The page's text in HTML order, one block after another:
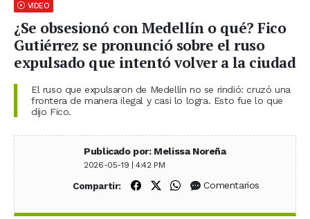
VIDEO
¿Se obsesionó con Medellín o qué? Fico
Gutiérrez se pronunció sobre el ruso
expulsado que intentó volver a la ciudad
El ruso que expulsaron de Medellín no se rindió: cruzó una
frontera de manera ilegal y casi lo logra. Esto fue lo que
dijo Fico.
Publicado por: Melissa Noreña
2026-05-19 | 4:42 PM
Compartir: Compartir en Facebook
Compartir en X (Twitter)
Compartir en WhatsApp
Comentarios